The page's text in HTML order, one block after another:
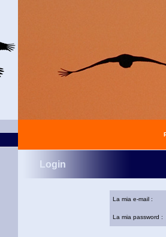
Login
La mia e-mail :
La mia password :